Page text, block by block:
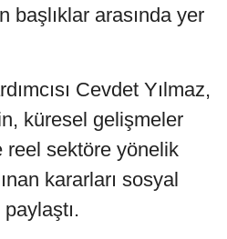
başlıklar arasında yer
Cevdet Yılmaz,
küresel gelişmeler
reel sektöre yönelik
kararları sosyal